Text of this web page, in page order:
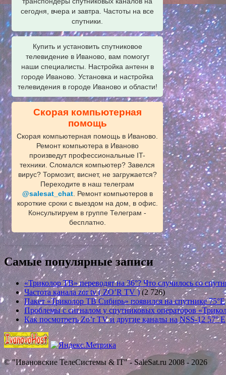
сегодня, вчера и завтра. Частоты на все
спутники.
Купить и установить спутниковое
телевидение в Иваново, вам помогут
наши специалисты. Настройка антенн в
городе Иваново. Установка и настройка
телевидения в городе Иваново и области!
Скорая компьютерная
помощь
Скорая компьютерная помощь в Иваново.
Ремонт компьютера в Иваново
произведут профессиональные IT-
техники. Сломался компьютер? Завелся
вирус? Тормозит, виснет, не загружается?
Переходите в наш телеграм
@salesat_chat. Ремонт компьютеров в
короткие сроки с выездом на дом, в офис.
Консультируем в группе Телеграм -
бесплатно.
Самые популярные записи
«Триколор ТВ» переводят на 36°? Что случилось со
Частота канала zor tv ( ZO’R TV ) (2 726)
Пакет «Триколор ТВ Сибирь» появился на спутнике 75°E
Проблемы с сигналом у спутниковых операторов
Как посмотреть Zo’r TV и другие каналы на NSS-12 57° E
© "Ивановские ТелеСистемы & IT" - SaleSat.ru 2008 - 2026